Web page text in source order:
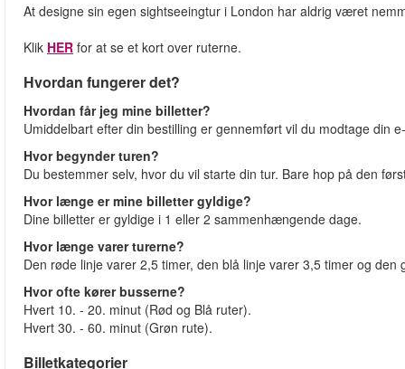
At designe sin egen sightseeingtur i London har aldrig været
Klik HER for at se et kort over ruterne.
Hvordan fungerer det?
Hvordan får jeg mine billetter?
Umiddelbart efter din bestilling er gennemført vil du modtage din
Hvor begynder turen?
Du bestemmer selv, hvor du vil starte din tur. Bare hop på den
Hvor længe er mine billetter gyldige?
Dine billetter er gyldige i 1 eller 2 sammenhængende dage.
Hvor længe varer turerne?
Den røde linje varer 2,5 timer, den blå linje varer 3,5 timer og
Hvor ofte kører busserne?
Hvert 10. - 20. minut (Rød og Blå ruter).
Hvert 30. - 60. minut (Grøn rute).
Billetkategorier